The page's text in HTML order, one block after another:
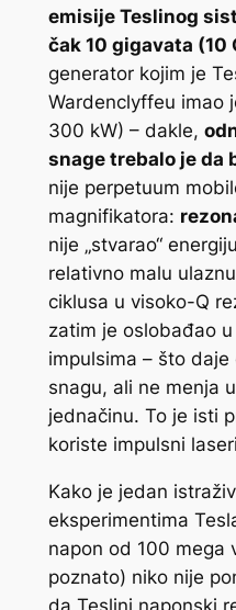
emisije Teslinog
čak 10 gigavata (10
generator kojim je
Wardenclyffeu imao
300 kW) – dakle,
snage trebalo je da
nije perpetuum
magnifikatora:
nije „stvarao“
relativno malu
ciklusa u visoko-Q
zatim je oslobađao
impulsima – što
snagu, ali ne menja
jednačinu. To je isti
koriste impulsni
Kako je jedan
eksperimentima
napon od 100 mega
poznato) niko nije
da Teslini naponski